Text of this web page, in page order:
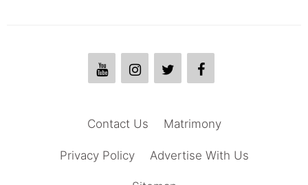
Matrimony
Contact Us
Advertise With Us
Privacy Policy